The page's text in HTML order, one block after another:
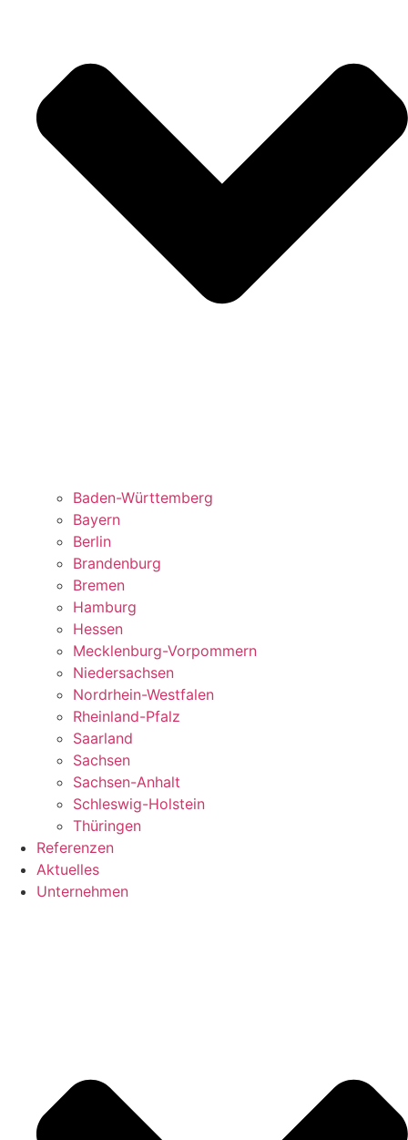
Baden-Württemberg
Bayern
Berlin
Brandenburg
Bremen
Hamburg
Hessen
Mecklenburg-Vorpommern
Niedersachsen
Nordrhein-Westfalen
Rheinland-Pfalz
Saarland
Sachsen
Sachsen-Anhalt
Schleswig-Holstein
Thüringen
Referenzen
Aktuelles
Unternehmen